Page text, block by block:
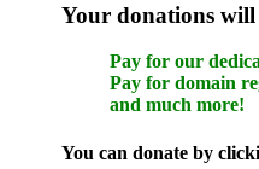
Your donations
Pay for our
Pay for domain
and much more!
You can donate by